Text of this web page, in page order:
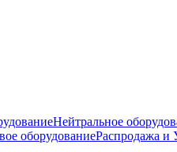
Нейтральное
оборудованиеРаспродажа и